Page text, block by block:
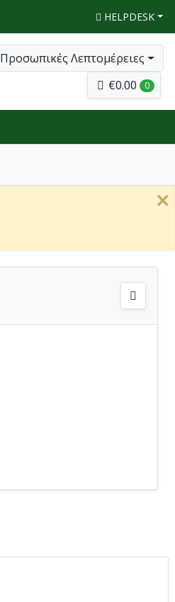
HELPDESK
Προσωπικές Λεπτομέρειες
€0.00
0
×